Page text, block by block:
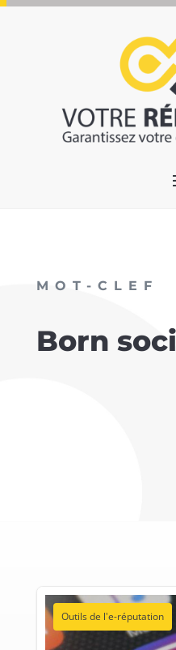
MOT-CLEF
Born
Outils de l'e-réputation